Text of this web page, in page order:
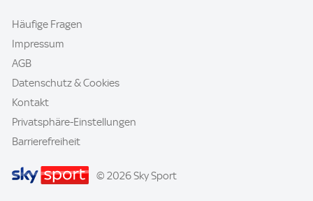
Häufige Fragen
Impressum
AGB
Datenschutz & Cookies
Kontakt
Privatsphäre-Einstellungen
Barrierefreiheit
© 2026 Sky Sport